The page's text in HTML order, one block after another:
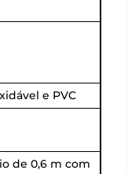
e PVC
de 0,6 m com